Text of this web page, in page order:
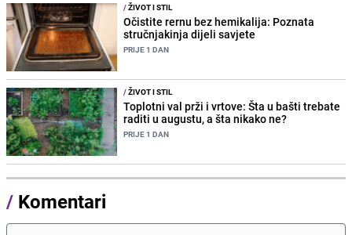
/ŽIVOT I STIL
Očistite rernu bez hemikalija: Poznata
stručnjakinja dijeli savjete
PRIJE 1 DAN
/ŽIVOT I STIL
Toplotni val prži i vrtove: Šta u bašti trebate
raditi u augustu, a šta nikako ne?
PRIJE 1 DAN
/ Komentari